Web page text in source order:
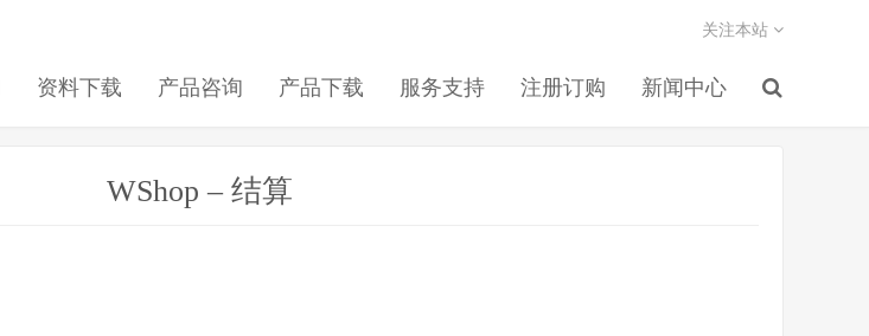
资料下载 产品咨询 产品下载 服务支持 注册订购 新闻中心
关注本站
WShop – 结算